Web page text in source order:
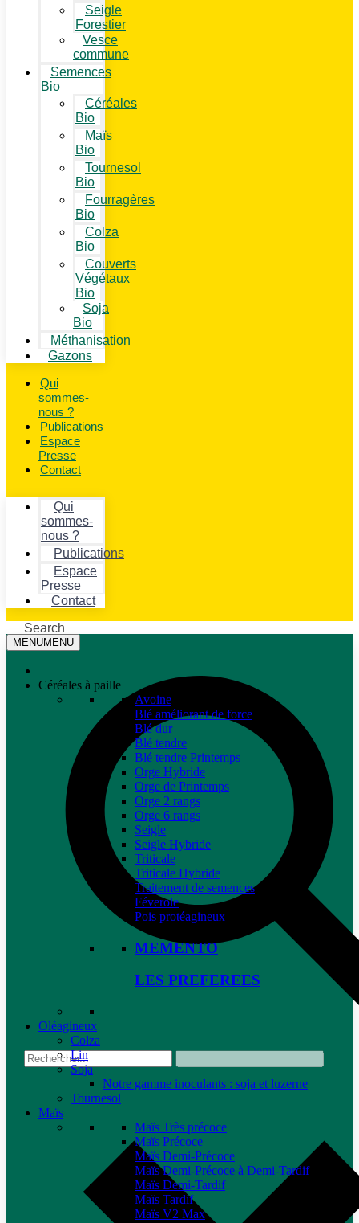
Seigle
Forestier
Vesce
commune
Semences
Bio
Céréales
Bio
Maïs
Bio
Tournesol
Bio
Fourragères
Bio
Colza
Bio
Couverts
Végétaux
Bio
Soja
Bio
Méthanisation
Gazons
Qui
sommes-
nous ?
Publications
Espace
Presse
Contact
Qui
sommes-
nous ?
Publications
Espace
Presse
Contact
Search
MENUMENU
Céréales à paille
Avoine
Blé améliorant de force
Blé dur
Blé tendre
Blé tendre Printemps
Orge Hybride
Orge de Printemps
Orge 2 rangs
Orge 6 rangs
Seigle
Seigle Hybride
Triticale
Triticale Hybride
Traitement de semences
Féverole
Pois protéagineux
MEMENTO
LES PREFEREES
Oléagineux
Colza
Lin
Soja
Notre gamme inoculants : soja et luzerne
Tournesol
Maïs
Maïs Très précoce
Maïs Précoce
Maïs Demi-Précoce
Maïs Demi-Précoce à Demi-Tardif
Maïs Demi-Tardif
Maïs Tardif
Maïs V2 Max